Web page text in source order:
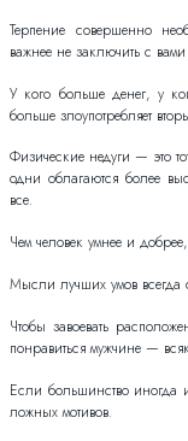
Терпение совершенно
важнее не заключить с
У кого больше денег, у
больше злоупотребляет
Физические недуги — это
одни облагаются более
все.
Чем человек умнее и
Мысли лучших умов всегда
Чтобы завоевать
понравиться мужчине —
Если большинство
ложных мотивов.